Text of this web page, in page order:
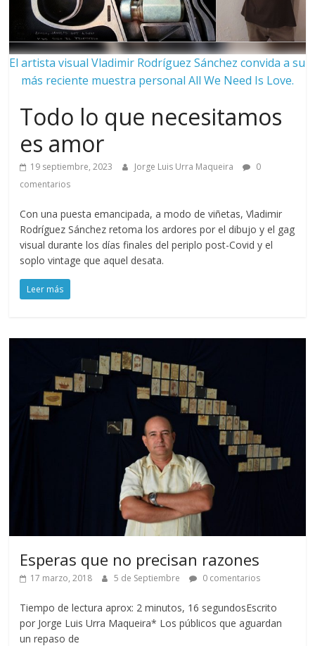
El artista visual Vladimir Rodríguez Sánchez convida a su
más reciente muestra personal All We Need Is Love.
Todo lo que necesitamos
es amor
19 septiembre, 2023 Jorge Luis Urra Maqueira
0
comentarios
Con una puesta emancipada, a modo de viñetas, Vladimir
Rodríguez Sánchez retoma los ardores por el dibujo y el gag
visual durante los días finales del periplo post-Covid y el
soplo vintage que aquel desata.
Leer más
Esperas que no precisan razones
17 marzo, 2018 5 de Septiembre 0 comentarios
Tiempo de lectura aprox: 2 minutos, 16 segundosEscrito
por Jorge Luis Urra Maqueira* Los públicos que aguardan
un repaso de